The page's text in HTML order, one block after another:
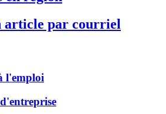
article par courriel
l'emploi